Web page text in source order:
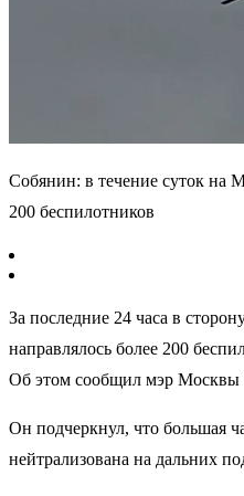
Собянин: в течение суток на
200 беспилотников
За последние 24 часа в
направлялось более 200
Об этом сообщил мэр Москвы
Он подчеркнул, что большая
нейтрализована на дальних